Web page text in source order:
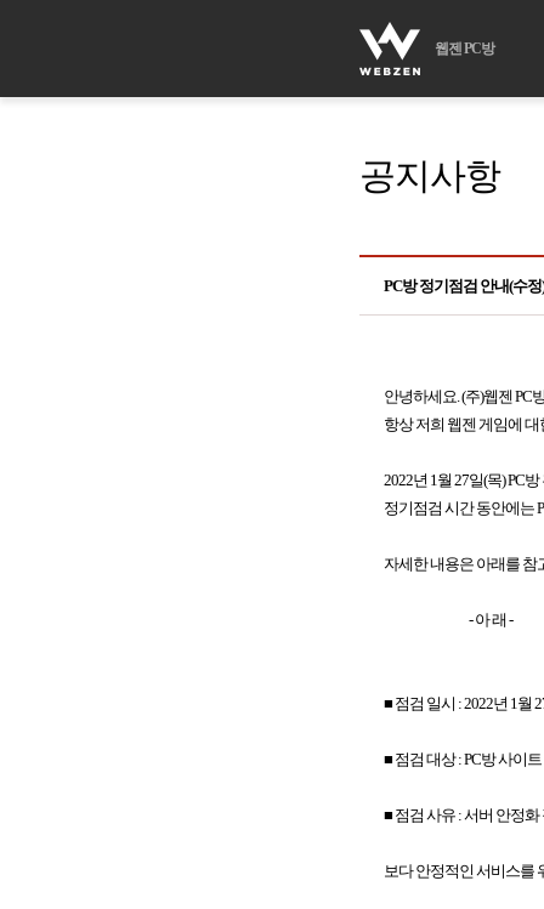
웹젠 PC방
공지사항
PC방 정기점검 안내(수정)
안녕하세요. (주)웹젠 PC
항상 저희 웹젠 게임에
2022년 1월 27일(목) PC
정기점검 시간 동안에는
자세한 내용은 아래를 참
- 아 래 -
■ 점검 일시 : 2022년 1월
■ 점검 대상 : PC방 사이
■ 점검 사유 : 서버 안정화
보다 안정적인 서비스를